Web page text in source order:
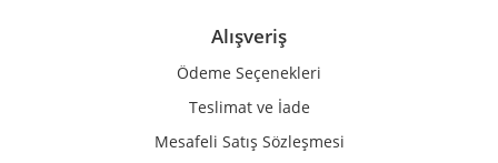
Alışveriş
Ödeme Seçenekleri
Teslimat ve İade
Mesafeli Satış Sözleşmesi